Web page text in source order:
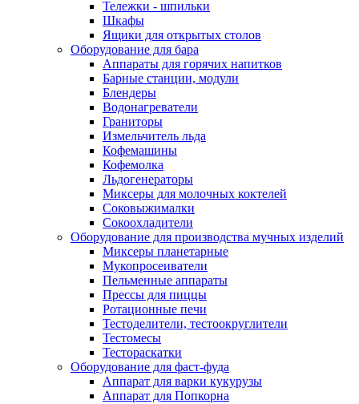
Тележки - шпильки
Шкафы
Ящики для открытых столов
Оборудование для бара
Аппараты для горячих напитков
Барные станции, модули
Блендеры
Водонагреватели
Граниторы
Измельчитель льда
Кофемашины
Кофемолка
Льдогенераторы
Миксеры для молочных коктелей
Соковыжималки
Сокоохладители
Оборудование для производства мучных изделий
Миксеры планетарные
Мукопросеиватели
Пельменные аппараты
Прессы для пиццы
Ротационные печи
Тестоделители, тестоокруглители
Тестомесы
Тестораскатки
Оборудование для фаст-фуда
Аппарат для варки кукурузы
Аппарат для Попкорна